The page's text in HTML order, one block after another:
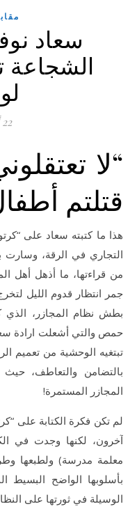
سعاد
الشجاعة
22 أكتوبر 2018
“لا
قتلتم
هذا ما كتبته سعاد على
التجاري في الرقة، وسارت
من قراءتها، ما أذهل أهل
جمر انتظار قدوم الليل
بطش نظام المجازر، الذي
حمص والتي أشعلت ارادة
تبتغيه الوحشية من تعميم
بالتضامن والتعاطف،
المجازر المستمرة!
لم تكن فكرة الكتابة على
آخرون، لكنها وجدت في
معلمة مدرسة) ولطبعها
بأسلوبها الواضح
الوسيلة في ثورتها على